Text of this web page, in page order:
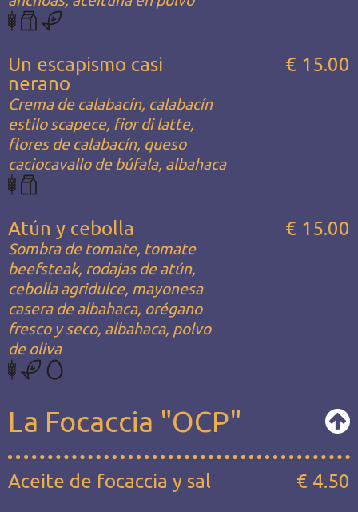
Un escapismo casi
nerano
Crema de calabacín, calabacín
estilo scapece, fior di latte,
flores de calabacín, queso
caciocavallo de búfala, albahaca
€ 15.00
Atún y cebolla
Sombra de tomate, tomate
beefsteak, rodajas de atún,
cebolla agridulce, mayonesa
casera de albahaca, orégano
fresco y seco, albahaca, polvo
de oliva
€ 15.00
La Focaccia "OCP"
Aceite de focaccia y sal
€ 4.50